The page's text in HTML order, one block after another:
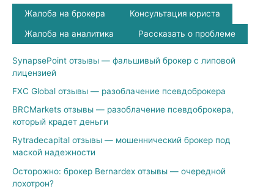
Жалоба на брокера Консультация юриста
Жалоба на аналитика Рассказать о проблеме
SynapsePoint отзывы — фальшивый брокер с липовой
лицензией
FXC Global отзывы — разоблачение псевдоброкера
BRCMarkets отзывы — разоблачение псевдоброкера,
который крадет деньги
Rytradecapital отзывы — мошеннический брокер под
маской надежности
Осторожно: брокер Bernardex отзывы — очередной
лохотрон?